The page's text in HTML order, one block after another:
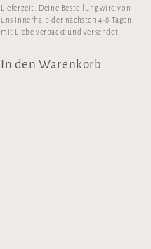
Lieferzeit: Deine Bestellung wird von
uns innerhalb der nächsten 4-8 Tagen
mit Liebe verpackt und versendet!
In den Warenkorb